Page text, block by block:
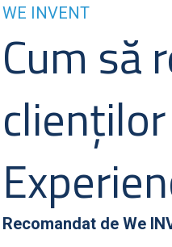
WE INVENT
Cum să
Recomandat de We